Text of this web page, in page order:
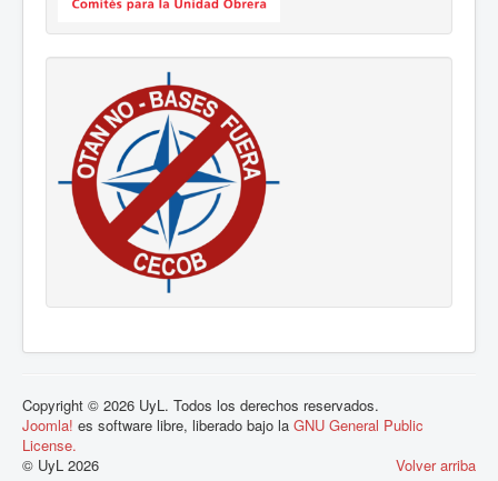
Copyright © 2026 UyL. Todos los derechos reservados.
Joomla! es software libre, liberado bajo la GNU General Public
License.
Volver arriba
© UyL 2026